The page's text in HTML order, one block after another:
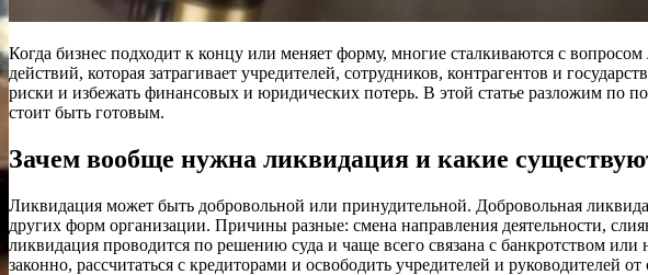
Когда бизнес подходит к концу или меняет форму, многие сталкиваются с
действий, которая затрагивает учредителей, сотрудников, контрагентов и
риски и избежать финансовых и юридических потерь. В этой статье разложим по
стоит быть готовым.
Зачем вообще нужна ликвидация и какие
Ликвидация может быть добровольной или принудительной. Добровольная
других форм организации. Причины разные: смена направления деятельности,
ликвидация проводится по решению суда и чаще всего связана с банкротством
законно, рассчитаться с кредиторами и освободить учредителей и руководителей